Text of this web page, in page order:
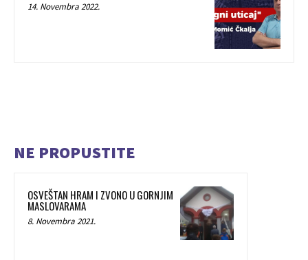
14. Novembra 2022.
NE PROPUSTITE
OSVEŠTAN HRAM I ZVONO U GORNJIM
MASLOVARAMA
8. Novembra 2021.